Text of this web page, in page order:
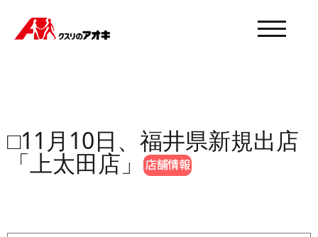
モバイル
□11月10日、福井県新規出店
「上太田店」